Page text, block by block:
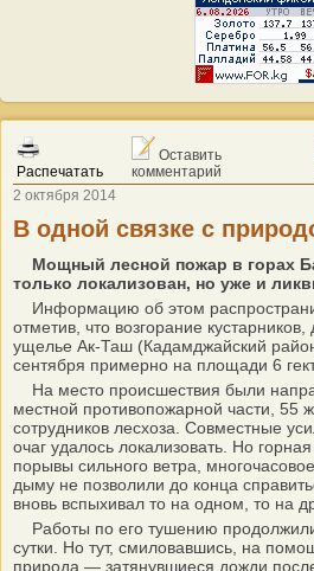
Распечатать
Оставить
комментарий
2 октября 2014
В одной связке с
Мощный лесной пожар в горах
только локализован, но уже и
Информацию об этом
отметив, что возгорание
ущелье Ак-Таш (Кадамджайский
сентября примерно на площади 6
На место происшествия были
местной противопожарной части, 55
сотрудников лесхоза. Совместные
очаг удалось локализовать. Но
порывы сильного ветра,
дыму не позволили до конца
вновь вспыхивал то на одном, то на
Работы по его тушению
сутки. Но тут, смиловавшись, на
природа — затянувшиеся дожди